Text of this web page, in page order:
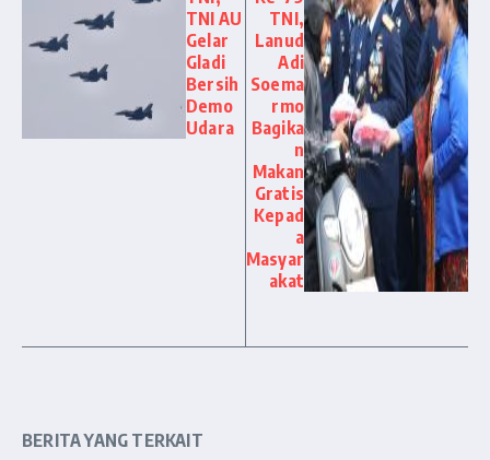
TNI AU
Gelar
Gladi
Bersih
Demo
Udara
TNI,
Lanud
Adi
Soema
rmo
Bagika
n
Makan
Gratis
Kepad
a
Masyar
akat
BERITA YANG TERKAIT